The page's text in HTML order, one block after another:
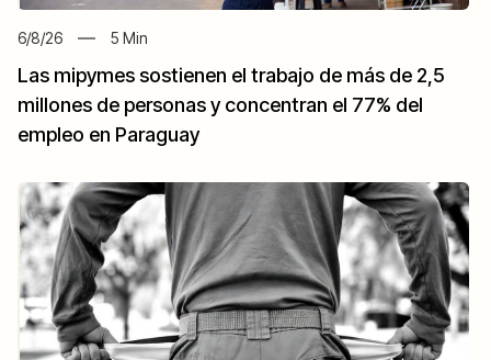
6/8/26 5 Min
Las mipymes sostienen el trabajo de más de 2,5
millones de personas y concentran el 77% del
empleo en Paraguay